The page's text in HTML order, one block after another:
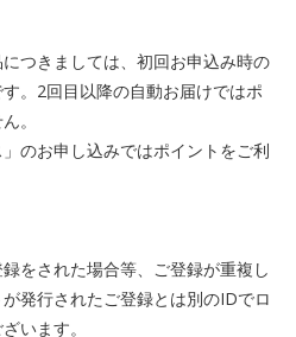
つきましては、初回お申込み時の
。2回目以降の自動お届けではポ
。
のお申し込みではポイントをご利
をされた場合等、ご登録が重複し
発行されたご登録とは別のIDでロ
います。